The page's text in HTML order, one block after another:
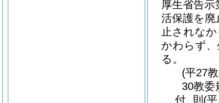
厚生省告
活保護を
止されな
かわらず
る。
(平27
30教委
付 則 (